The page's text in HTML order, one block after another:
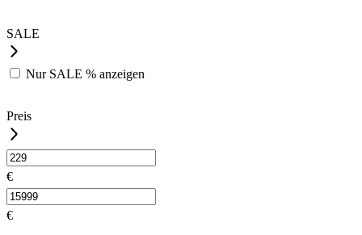
SALE
Nur SALE % anzeigen
Preis
€
€